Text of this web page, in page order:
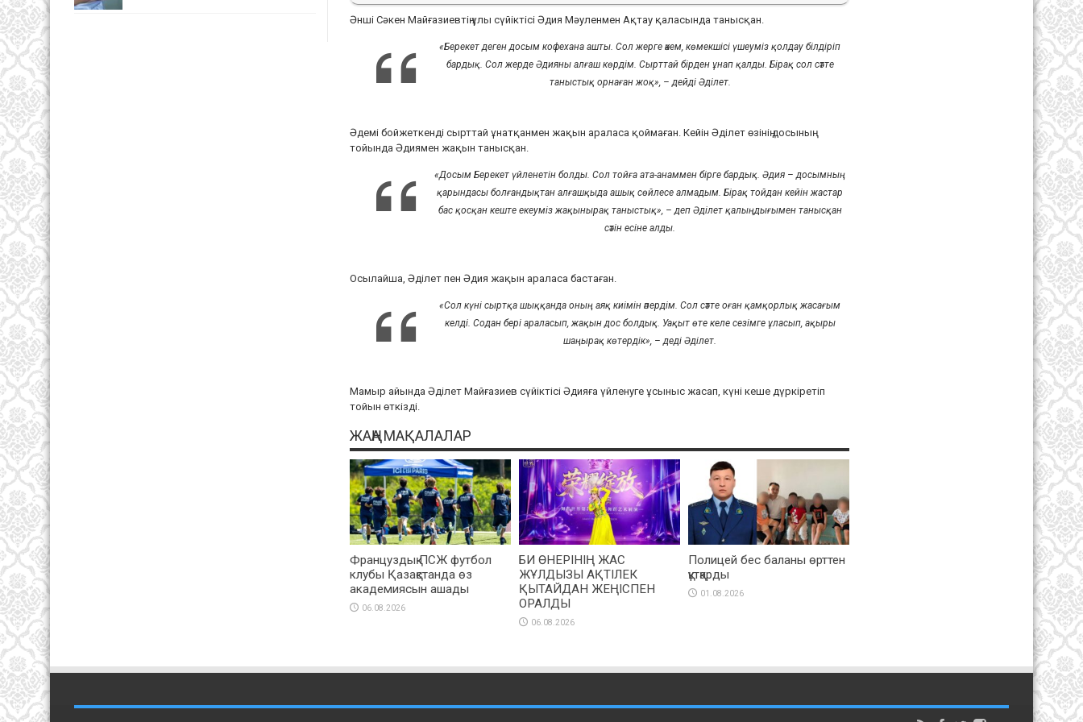
Әнші Сәкен Майғазиевтің ұлы сүйіктісі Әдия Мәуленмен Ақтау қаласында танысқан.
«Берекет деген досым кофехана ашты. Сол жерге әкем, көмекшісі үшеуміз қолдау білдіріп
бардық. Сол жерде Әдияны алғаш көрдім. Сырттай бірден ұнап қалды. Бірақ сол сәтте
таныстық орнаған жоқ» , – дейді Әділет.
Әдемі бойжеткенді сырттай ұнатқанмен жақын араласа қоймаған. Кейін Әділет өзінің досының
тойында Әдиямен жақын танысқан.
«Досым Берекет үйленетін болды. Сол тойға ата-анаммен бірге бардық. Әдия – досымның
қарындасы болғандықтан алғашқыда ашық сөйлесе алмадым. Бірақ тойдан кейін жастар
бас қосқан кеште екеуміз жақынырақ таныстық» , – деп Әділет қалыңдығымен танысқан
сәтін есіне алды.
Осылайша, Әділет пен Әдия жақын араласа бастаған.
«Сол күні сыртқа шыққанда оның аяқ киімін әпердім. Сол сәтте оған қамқорлық жасағым
келді. Содан бері араласып, жақын дос болдық. Уақыт өте келе сезімге ұласып, ақыры
шаңырақ көтердік», – деді Әділет.
Мамыр айында Әділет Майғазиев сүйіктісі Әдияға үйленуге ұсыныс жасап, күні кеше дүркіретіп
тойын өткізді.
ЖАҢА МАҚАЛАЛАР
Француздық ПСЖ футбол
клубы Қазақстанда өз
академиясын ашады
06.08.2026
БИ ӨНЕРІНІҢ ЖАС
ЖҰЛДЫЗЫ АҚТІЛЕК
ҚЫТАЙДАН ЖЕҢІСПЕН
ОРАЛДЫ
06.08.2026
Полицей бес баланы өрттен
құтқарды
01.08.2026